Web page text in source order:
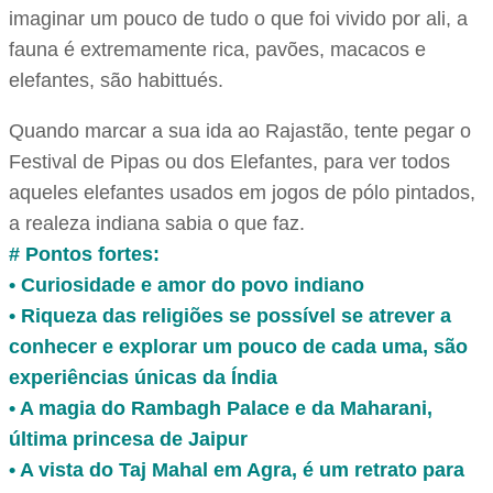
imaginar um pouco de tudo o que foi vivido por ali, a
fauna é extremamente rica, pavões, macacos e
elefantes, são habittués.
Quando marcar a sua ida ao Rajastão, tente pegar o
Festival de Pipas ou dos Elefantes, para ver todos
aqueles elefantes usados em jogos de pólo pintados,
a realeza indiana sabia o que faz.
# Pontos fortes:
• Curiosidade e amor do povo indiano
• Riqueza das religiões se possível se atrever a
conhecer e explorar um pouco de cada uma, são
experiências únicas da Índia
• A magia do Rambagh Palace e da Maharani,
última princesa de Jaipur
• A vista do Taj Mahal em Agra, é um retrato para